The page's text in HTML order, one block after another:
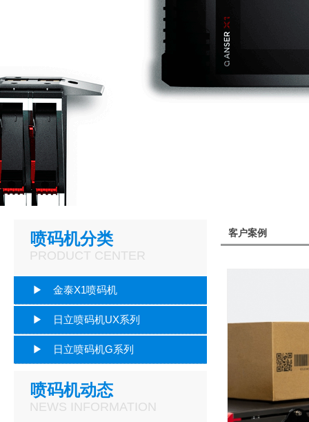
客户案例
喷码机分类
PRODUCT CENTER
▶ 金泰X1喷码机
▶ 日立喷码机UX系列
▶ 日立喷码机G系列
喷码机动态
NEWS INFORMATION